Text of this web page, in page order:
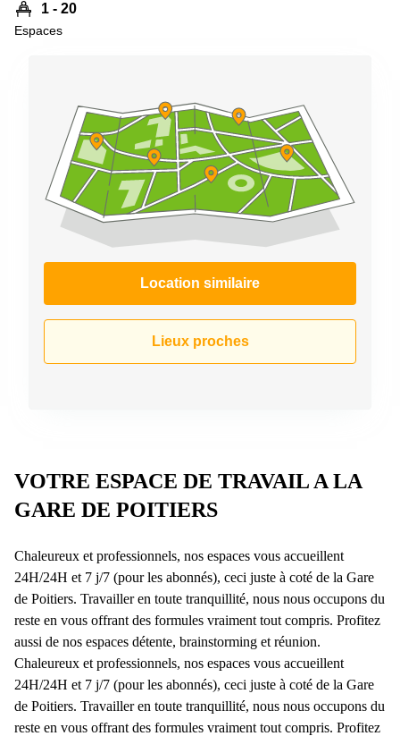
1 - 20
Espaces
Location similaire
Lieux proches
VOTRE ESPACE DE TRAVAIL A LA
GARE DE POITIERS
Chaleureux et professionnels, nos espaces vous accueillent
24H/24H et 7 j/7 (pour les abonnés), ceci juste à coté de la Gare
de Poitiers. Travailler en toute tranquillité, nous nous occupons du
reste en vous offrant des formules vraiment tout compris. Profitez
aussi de nos espaces détente, brainstorming et réunion.
Chaleureux et professionnels, nos espaces vous accueillent
24H/24H et 7 j/7 (pour les abonnés), ceci juste à coté de la Gare
de Poitiers. Travailler en toute tranquillité, nous nous occupons du
reste en vous offrant des formules vraiment tout compris. Profitez